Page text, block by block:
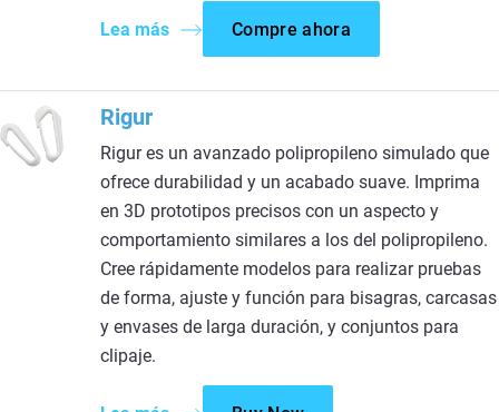
Lea más Compre ahora
Rigur
Rigur es un avanzado polipropileno simulado que
ofrece durabilidad y un acabado suave. Imprima
en 3D prototipos precisos con un aspecto y
comportamiento similares a los del polipropileno.
Cree rápidamente modelos para realizar pruebas
de forma, ajuste y función para bisagras, carcasas
y envases de larga duración, y conjuntos para
clipaje.